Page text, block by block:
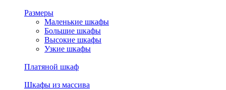
Размеры
Маленькие шкафы
Большие шкафы
Высокие шкафы
Узкие шкафы
Платяной шкаф
Шкафы из массива